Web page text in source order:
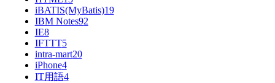
iBATIS(MyBatis)19
IBM Notes92
IE8
IFTTT5
intra-mart20
iPhone4
IT用語4